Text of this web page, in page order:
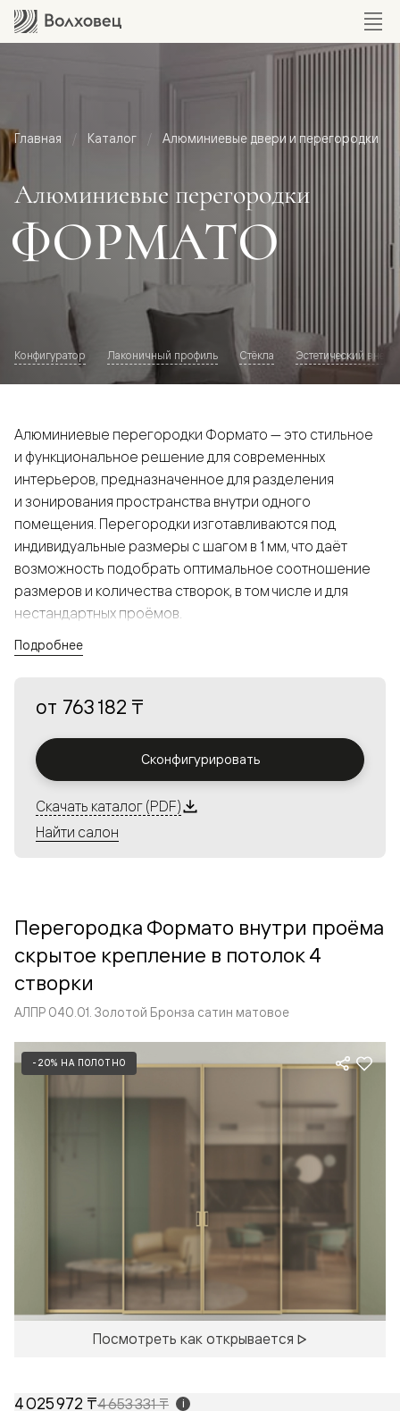
Главная Каталог Алюминиевые двери и перегородки
Алюминиевые перегородки
ФОРМАТО
Конфигуратор Лаконичный профиль Стёкла Эстетический
Алюминиевые перегородки Формато — это стильное
и функциональное решение для современных
интерьеров, предназначенное для разделения
и зонирования пространства внутри одного
помещения. Перегородки изготавливаются под
индивидуальные размеры с шагом в 1 мм, что даёт
возможность подобрать оптимальное соотношение
размеров и количества створок, в том числе и для
нестандартных проёмов.
а большой выбор вставок из стекла с различными
решения в интерьере и варьировать освещённость.
Алюминиевые перегородки имеют единый профиль
с алюминиевыми дверьми и легко сочетаются в одном
алюминиевых перегородок и дверей координируется
со стеновыми панелями Волховец.
Подробнее
от 763 182 ₸
Сконфигурировать
Скачать каталог (PDF)
Найти салон
Перегородка Формато внутри проёма
скрытое крепление в потолок 4
створки
АЛПР 040.01. Золотой Бронза сатин матовое
-20% НА ПОЛОТНО
Посмотреть как открывается
4 025 972 ₸4 653 331 ₸ i